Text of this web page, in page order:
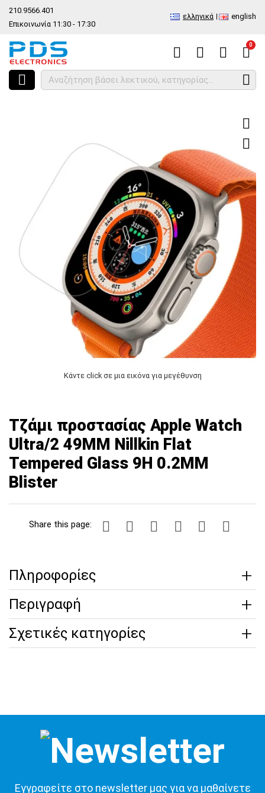
210.9566.401
Επικοινωνία 11:30 - 17:30
ελληνικά english
0
HOME Τζάμι προστασίας Apple Watch Ultra/2 49MM Nillkin Flat
Κάντε click σε μια εικόνα για μεγέθυνση
Τζάμι προστασίας Apple Watch
Ultra/2 49MM Nillkin Flat
Tempered Glass 9H 0.2MM
Blister
Share this page:
Πληροφορίες
Περιγραφή
Σχετικές κατηγορίες
Εγγραφείτε στο newsletter μας για να μαθαίνετε